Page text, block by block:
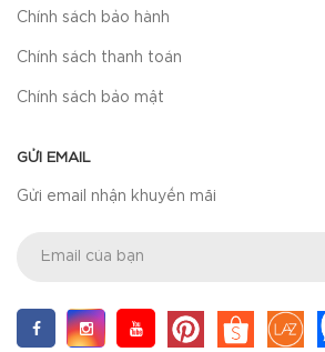
Chính sách bảo hành
Chính sách thanh toán
Chính sách bảo mật
GỬI EMAIL
Gửi email nhận khuyến mãi